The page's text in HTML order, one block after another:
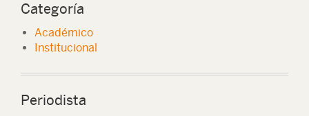
Categoría
Académico
Institucional
Periodista